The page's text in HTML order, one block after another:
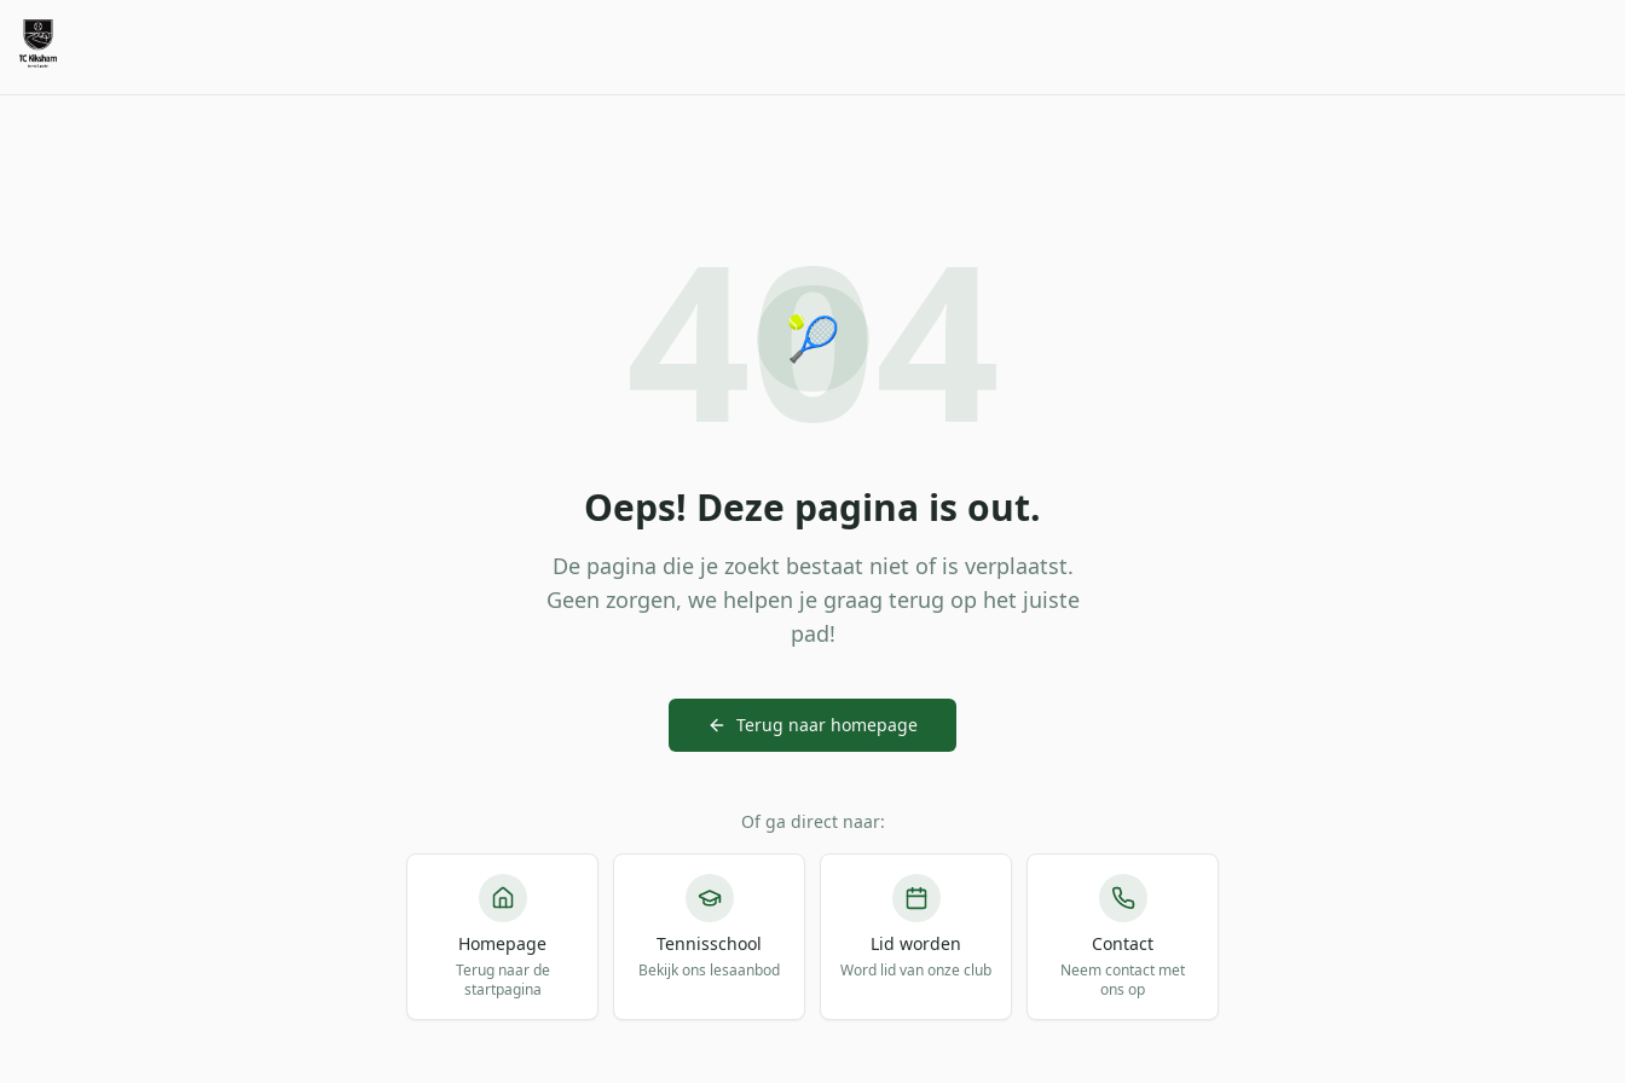
404
🎾
Oeps! Deze pagina is out.
De pagina die je zoekt bestaat niet of is verplaatst.
Geen zorgen, we helpen je graag terug op het juiste
pad!
Terug naar homepage
Of ga direct naar:
Homepage
Terug naar de
startpagina
Tennisschool
Bekijk ons lesaanbod
Lid worden
Word lid van onze club
Contact
Neem contact met
ons op